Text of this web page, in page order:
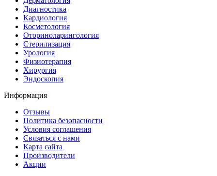
Диагностика
Кардиология
Косметология
Оториноларингология
Стерилизация
Урология
Физиотерапия
Хирургия
Эндоскопия
Информация
Отзывы
Политика безопасности
Условия соглашения
Связаться с нами
Карта сайта
Производители
Акции